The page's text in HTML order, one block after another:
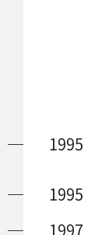
1995
1995
1997